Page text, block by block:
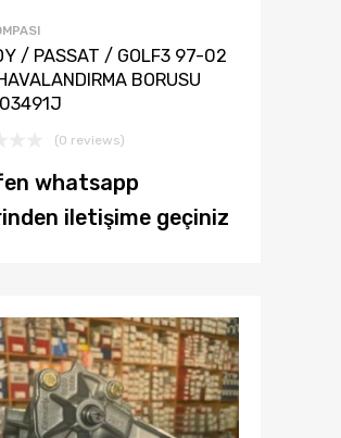
/ PASSAT / GOLF3 97-02
BORUSU
(0 reviews)
whatsapp
iletişime geçiniz